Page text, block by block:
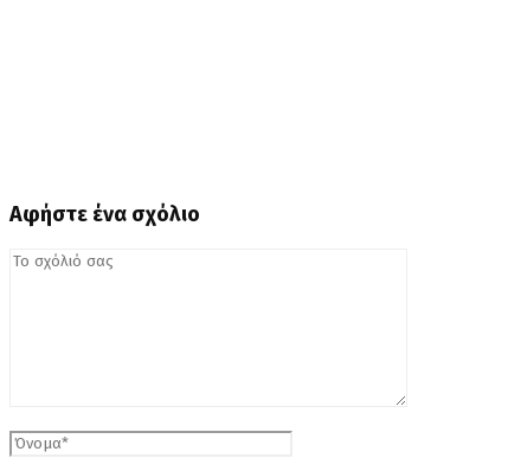
Αφήστε ένα σχόλιο